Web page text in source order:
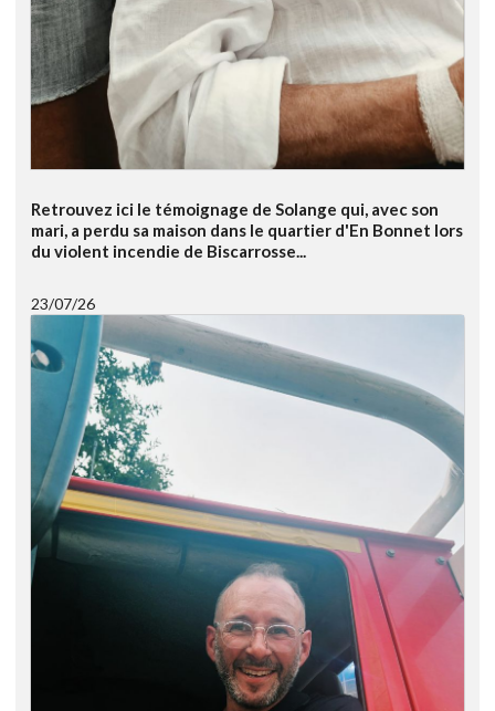
Retrouvez ici le témoignage de Solange qui, avec son
mari, a perdu sa maison dans le quartier d'En Bonnet lors
du violent incendie de Biscarrosse...
23/07/26